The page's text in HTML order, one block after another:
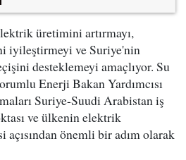
üretimini artırmayı,
iyileştirmeyi ve Suriye'nin
desteklemeyi amaçlıyor. Su
Enerji Bakan Yardımcısı
Suriye-Suudi Arabistan iş
ve ülkenin elektrik
önemli bir adım olarak